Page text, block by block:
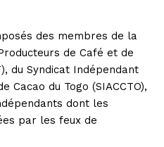
des membres de la
de Café et de
du Syndicat Indépendant
Cacao du Togo (SIACCTO),
dont les
par les feux de